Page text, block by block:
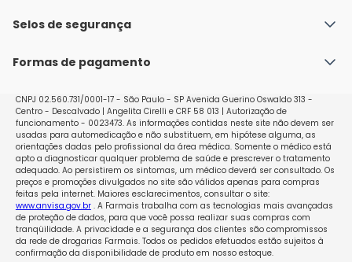
Nossas lojas
Política de Envio
Políticas de Trocas e Devoluções
Selos de segurança
Formas de pagamento
CNPJ 02.560.731/0001-17 - São Paulo - SP Avenida Guerino Oswaldo 313 -
Centro - Descalvado | Angelita Cirelli e CRF 58 013 | Autorização de
funcionamento - 0023473. As informações contidas neste site não devem ser
usadas para automedicação e não substituem, em hipótese alguma, as
orientações dadas pelo profissional da área médica. Somente o médico está
apto a diagnosticar qualquer problema de saúde e prescrever o tratamento
adequado. Ao persistirem os sintomas, um médico deverá ser consultado. Os
preços e promoções divulgados no site são válidos apenas para compras
feitas pela internet. Maiores esclarecimentos, consultar o site:
www.anvisa.gov.br. A Farmais trabalha com as tecnologias mais avançadas
de proteção de dados, para que você possa realizar suas compras com
tranqüilidade. A privacidade e a segurança dos clientes são compromissos
da rede de drogarias Farmais. Todos os pedidos efetuados estão sujeitos à
confirmação da disponibilidade de produto em nosso estoque.